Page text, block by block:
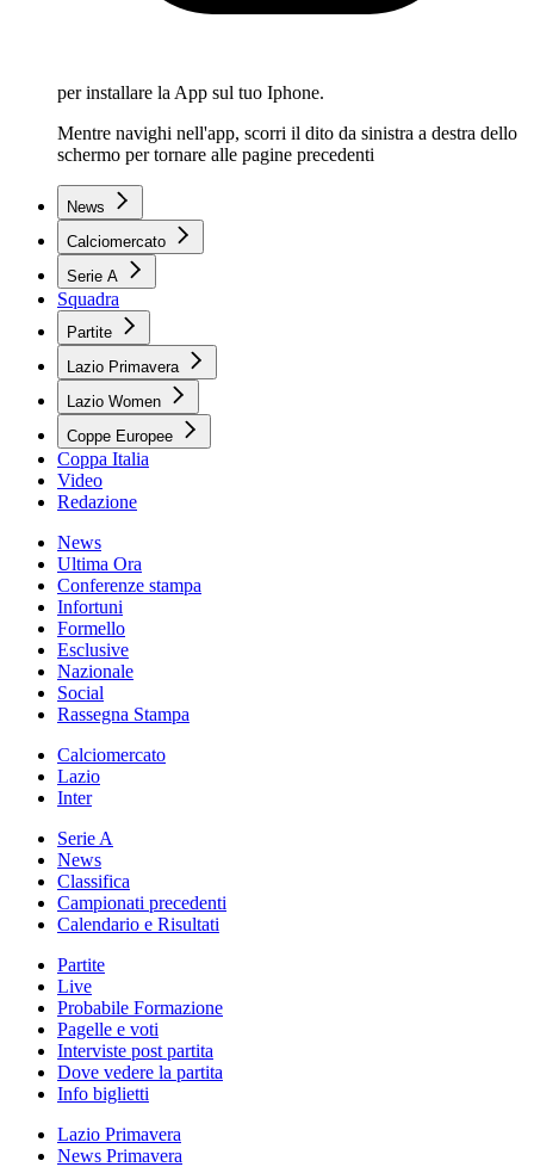
per installare la App sul tuo Iphone.
Mentre navighi nell'app, scorri il dito da sinistra a destra dello
schermo per tornare alle pagine precedenti
News
Calciomercato
Serie A
Squadra
Partite
Lazio Primavera
Lazio Women
Coppe Europee
Coppa Italia
Video
Redazione
News
Ultima Ora
Conferenze stampa
Infortuni
Formello
Esclusive
Nazionale
Social
Rassegna Stampa
Calciomercato
Lazio
Inter
Serie A
News
Classifica
Campionati precedenti
Calendario e Risultati
Partite
Live
Probabile Formazione
Pagelle e voti
Interviste post partita
Dove vedere la partita
Info biglietti
Lazio Primavera
News Primavera